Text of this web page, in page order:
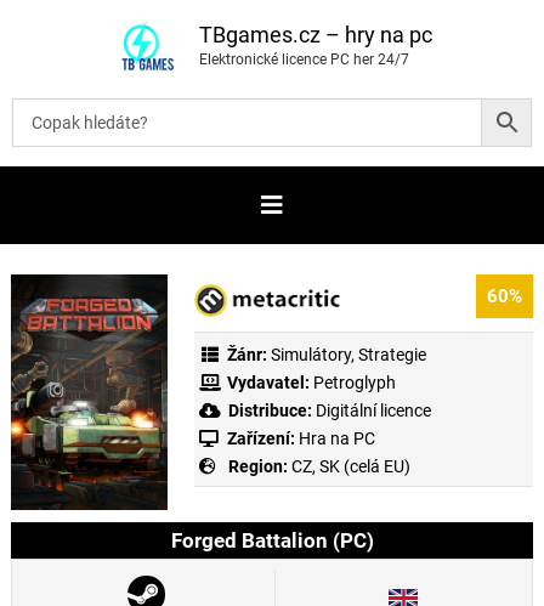
t
b
TBgames.cz – hry na pc
Elektronické licence PC her 24/7
60%
Žánr: Simulátory, Strategie
Vydavatel: Petroglyph
Distribuce: Digitální licence
Zařízení: Hra na PC
Region: CZ, SK (celá EU)
Forged Battalion (PC)